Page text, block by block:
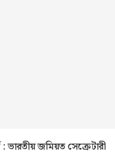
ভারতীয় জমিয়ত সেক্রেটারী